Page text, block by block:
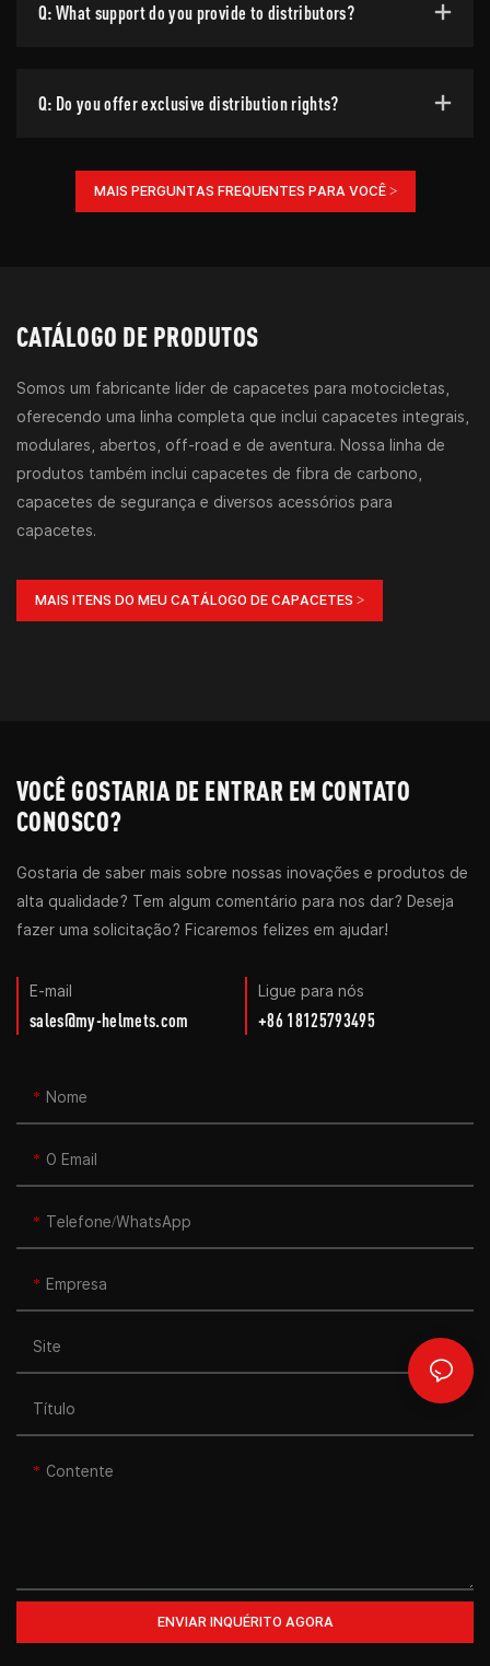
Q: What support do you provide to distributors?
Q: Do you offer exclusive distribution rights?
MAIS PERGUNTAS FREQUENTES PARA VOCÊ >
CATÁLOGO DE PRODUTOS
Somos um fabricante líder de capacetes para motocicletas,
oferecendo uma linha completa que inclui capacetes integrais,
modulares, abertos, off-road e de aventura. Nossa linha de
produtos também inclui capacetes de fibra de carbono,
capacetes de segurança e diversos acessórios para
capacetes.
MAIS ITENS DO MEU CATÁLOGO DE CAPACETES >
VOCÊ GOSTARIA DE ENTRAR EM CONTATO
CONOSCO?
Gostaria de saber mais sobre nossas inovações e produtos de
alta qualidade? Tem algum comentário para nos dar? Deseja
fazer uma solicitação? Ficaremos felizes em ajudar!
E-mail
sales@my-helmets.com
Ligue para nós
+86 18125793495
Nome
O Email
Telefone/WhatsApp
Empresa
Site
Título
Contente
ENVIAR INQUÉRITO AGORA